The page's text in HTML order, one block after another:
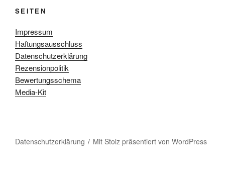
SEITEN
Impressum
Haftungsausschluss
Datenschutzerklärung
Rezensionpolitik
Bewertungsschema
Media-Kit
Datenschutzerklärung Mit Stolz präsentiert von WordPress